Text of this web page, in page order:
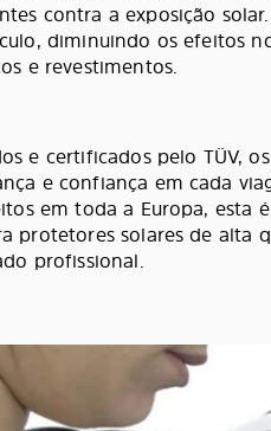
contra a exposição
diminuindo os efeitos
e revestimentos.
e certificados pelo TÜV,
e confiança em cada
em toda a Europa, esta
protetores solares de alta
profissional.